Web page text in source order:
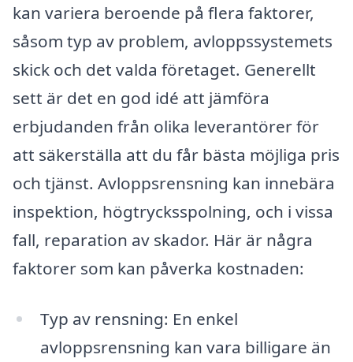
kan variera beroende på flera faktorer,
såsom typ av problem, avloppssystemets
skick och det valda företaget. Generellt
sett är det en god idé att jämföra
erbjudanden från olika leverantörer för
att säkerställa att du får bästa möjliga pris
och tjänst. Avloppsrensning kan innebära
inspektion, högtrycksspolning, och i vissa
fall, reparation av skador. Här är några
faktorer som kan påverka kostnaden:
Typ av rensning: En enkel
avloppsrensning kan vara billigare än